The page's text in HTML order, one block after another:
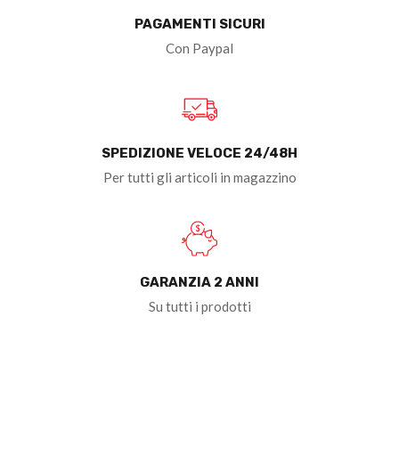
PAGAMENTI SICURI
Con Paypal
SPEDIZIONE VELOCE 24/48H
Per tutti gli articoli in magazzino
GARANZIA 2 ANNI
Su tutti i prodotti